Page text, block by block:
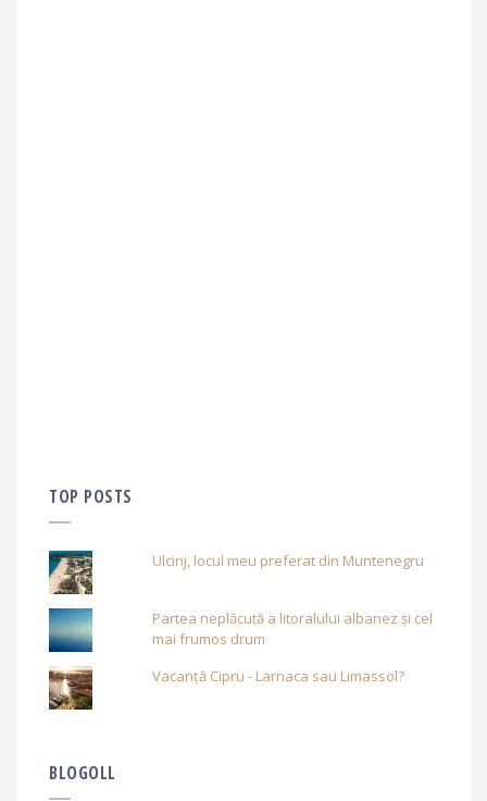
TOP POSTS
Ulcinj, locul meu preferat din Muntenegru
Partea neplăcută a litoralului albanez și cel
mai frumos drum
Vacanță Cipru - Larnaca sau Limassol?
BLOGOLL